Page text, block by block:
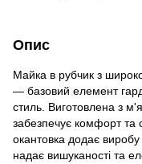
Опис
Майка в рубчик з
— базовий елемент
стиль. Виготовлена з
забезпечує комфорт та
окантовка додає виробу
надає вишуканості та